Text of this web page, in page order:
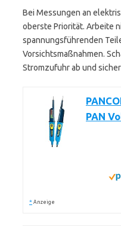
Bei Messungen an
oberste Priorität. Arbeite
spannungsführenden
Vorsichtsmaßnahmen.
Stromzufuhr ab und
PAN
* Anzeige